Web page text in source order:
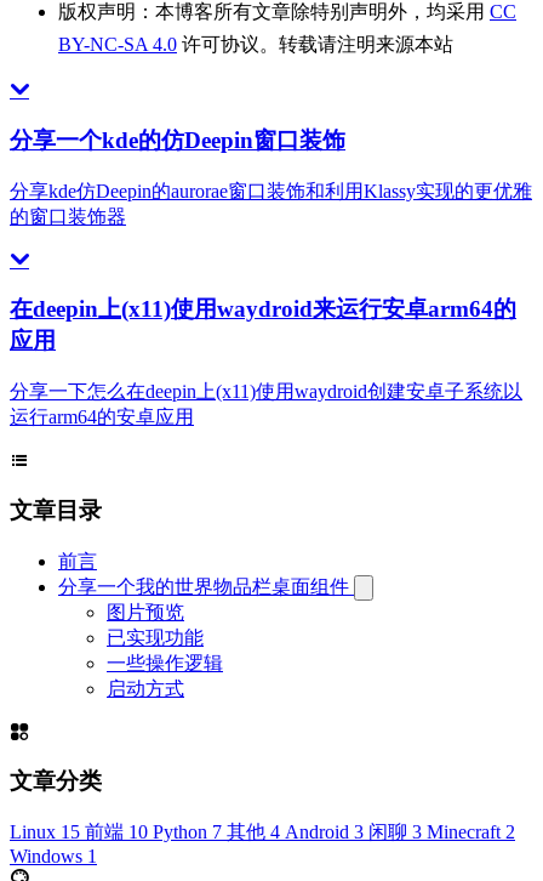
版权声明： 本博客所有文章除特别声明外，均采用 CC
BY-NC-SA 4.0 许可协议。转载请注明来源本站
分享一个kde的仿Deepin窗口装饰
分享kde仿Deepin的aurorae窗口装饰和利用Klassy实现的更优雅
的窗口装饰器
在deepin上(x11)使用waydroid来运行安卓arm64的
应用
分享一下怎么在deepin上(x11)使用waydroid创建安卓子系统以
运行arm64的安卓应用
文章目录
前言
分享一个我的世界物品栏桌面组件
图片预览
已实现功能
一些操作逻辑
启动方式
文章分类
Linux 15 前端 10 Python 7 其他 4 Android 3 闲聊 3 Minecraft 2
Windows 1